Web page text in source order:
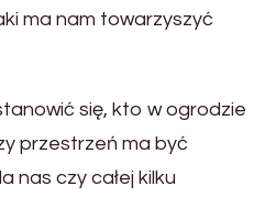
ma nam towarzyszyć
się, kto w ogrodzie
przestrzeń ma być
nas czy całej kilku